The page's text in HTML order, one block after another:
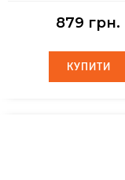
879 грн.
КУПИТИ
КУПИТИ